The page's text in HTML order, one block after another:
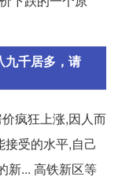
九千居多，请
疯狂上涨,因人而
受的水平,自己
新... 高铁新区等